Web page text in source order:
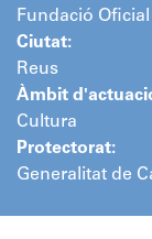
Fundació
Ciutat:
Reus
Àmbit
Cultura
Protectorat:
Generalitat de